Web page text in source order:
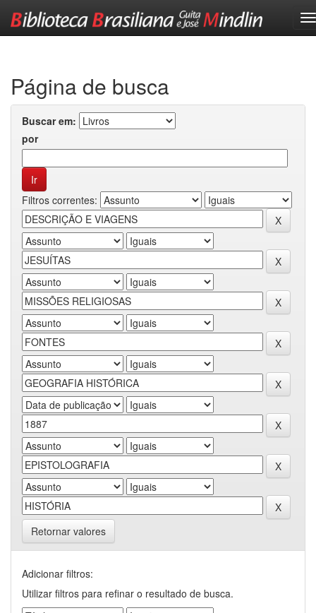
Página de busca
Buscar em:
por
Filtros correntes:
Retornar valores
Adicionar filtros:
Utilizar filtros para refinar o resultado de busca.